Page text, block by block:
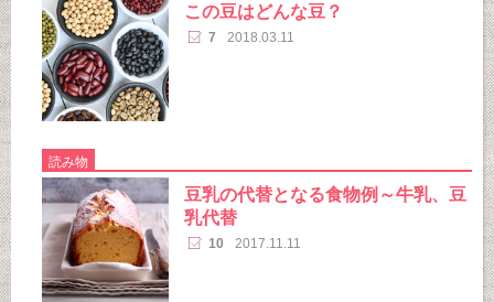
この豆はどんな豆？
7 2018.03.11
読み物
豆乳の代替となる食物例～牛乳、豆
乳代替
10 2017.11.11